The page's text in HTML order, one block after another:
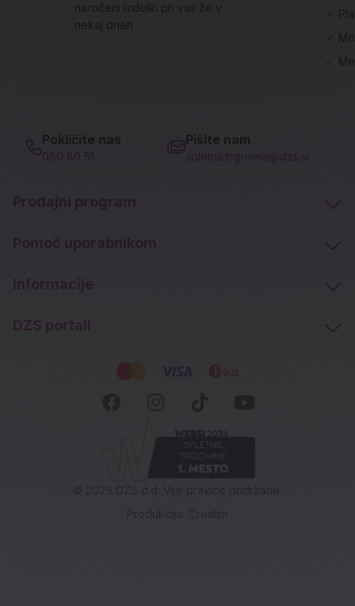
naročeni izdelki pri vas že v
nekaj dneh.
✓
Pokličite nas
080 80 51
Pišite nam
spletna.trgovina@dzs.si
Prodajni program
Pomoč uporabnikom
Informacije
DZS portali